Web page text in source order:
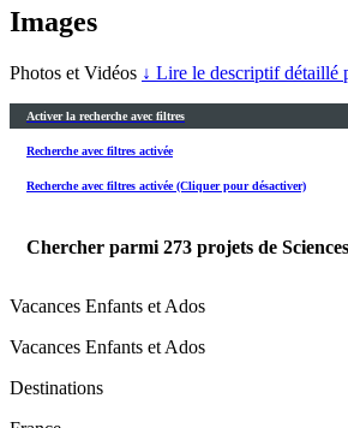
Images
Photos et Vidéos ↓ Lire le descriptif détaillé
Activer la recherche avec filtres
Recherche avec filtres activée
Recherche avec filtres activée (Cliquer pour désactiver)
Chercher parmi 273 projets de
Vacances Enfants et Ados
Vacances Enfants et Ados
Destinations